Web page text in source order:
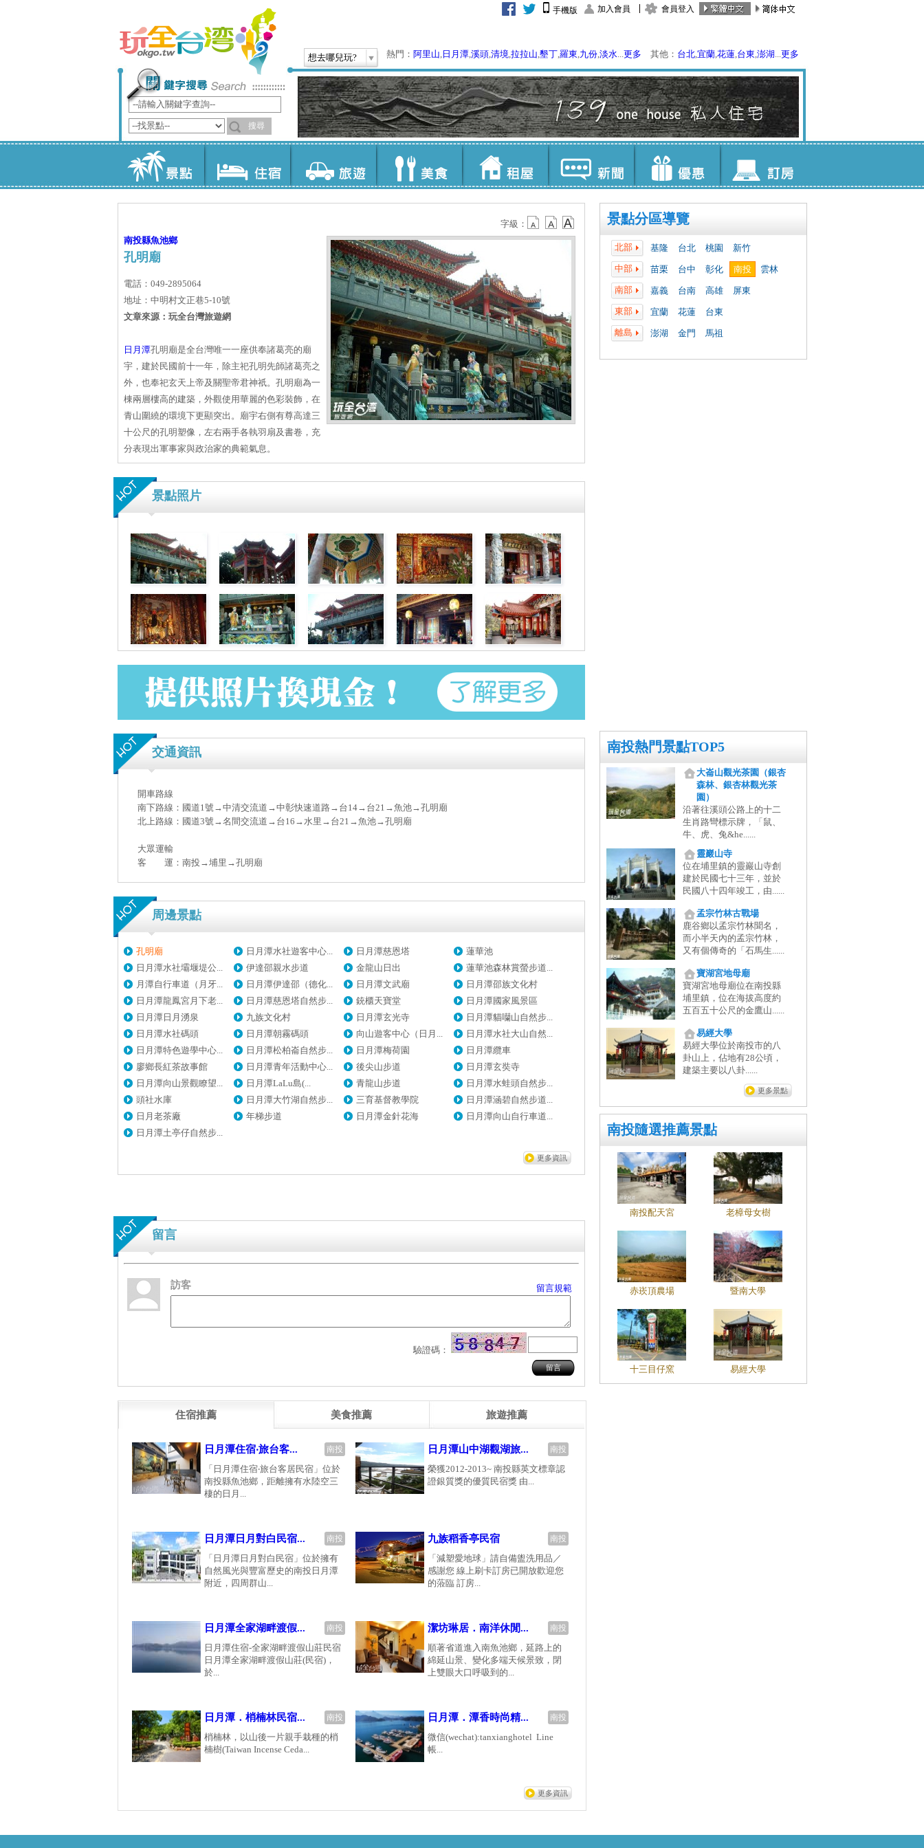
手機版 加入會員 會員登入
想去哪兒玩? 熱門： 阿里山, 日月潭,溪頭,清境,拉拉山,墾丁,羅東,九份,淡水...更多 其他： 台北,宜蘭,花蓮,台東,澎湖...更多
景點分區導覽
北部 基隆 台北 桃園
新竹
中部
苗栗 台中 彰化 南投
雲林
南部
嘉義 台南 高雄
屏東
東部
宜蘭 花蓮
台東
離島
澎湖 金門 馬祖
南投熱門景點TOP5
大崙山觀光茶園（銀杏
森林、銀杏林觀光茶
園）
沿著往溪頭公路上的十二
生肖路彎標示牌，「鼠、
牛、虎、兔&he......
靈巖山寺
位在埔里鎮的靈巖山寺創
建於民國七十三年，並於
民國八十四年竣工，由......
孟宗竹林古戰場
鹿谷鄉以孟宗竹林聞名，
而小半天內的孟宗竹林，
又有個傳奇的「石馬生......
寶湖宮地母廟
寶湖宮地母廟位在南投縣
埔里鎮，位在海拔高度約
五百五十公尺的金鷹山......
易經大學
易經大學位於南投市的八
卦山上，佔地有28公頃，
建築主要以八卦......
更多景點
南投隨選推薦景點
南投配天宮 老樟母女樹
赤崁頂農場 暨南大學
十三目仔窯 易經大學
字級：
南投縣魚池鄉
孔明廟
電話：049-2895064
地址：中明村文正巷5-10號
文章來源：玩全台灣旅遊網
日月潭孔明廟是全台灣唯一一座供奉諸葛亮的廟
宇，建於民國前十一年，除主祀孔明先師諸葛亮之
外，也奉祀玄天上帝及關聖帝君神祇。孔明廟為一
棟兩層樓高的建築，外觀使用華麗的色彩裝飾，在
青山圍繞的環境下更顯突出。廟宇右側有尊高達三
十公尺的孔明塑像，左右兩手各執羽扇及書卷，充
分表現出軍事家與政治家的典範氣息。
景點照片
交通資訊
開車路線
南下路線：國道1號→中清交流道→中彰快速道路→台14→台21→魚池→孔明廟
北上路線：國道3號→名間交流道→台16→水里→台21→魚池→孔明廟
大眾運輸
客 運：南投→埔里→孔明廟
周邊景點
孔明廟 日月潭水社遊客中心... 日月潭慈恩塔
蓮華池
日月潭水社壩堰堤公...
伊達邵親水步道 金龍山日出
蓮華池森林賞螢步道...
月潭自行車道（月牙...
日月潭伊達邵（德化... 日月潭文武廟
日月潭邵族文化村
日月潭龍鳳宮月下老...
日月潭慈恩塔自然步... 銃櫃天寶堂
日月潭國家風景區
日月潭日月湧泉
九族文化村 日月潭玄光寺
日月潭貓囒山自然步...
日月潭水社碼頭
日月潭朝霧碼頭 向山遊客中心（日月...
日月潭水社大山自然...
日月潭特色遊學中心...
日月潭松柏崙自然步... 日月潭梅荷園
日月潭纜車
廖鄉長紅茶故事館
日月潭青年活動中心... 後尖山步道
日月潭玄奘寺
日月潭向山景觀瞭望...
日月潭LaLu島(... 青龍山步道
日月潭水蛙頭自然步...
頭社水庫
日月潭大竹湖自然步... 三育基督教學院
日月潭涵碧自然步道...
日月老茶廠
年梯步道 日月潭金針花海
日月潭向山自行車道...
日月潭土亭仔自然步...
更多資訊
留言
訪客 留言規範
驗證碼：
住宿推薦 美食推薦 旅遊推薦
南投
日月潭住宿‧旅台客...
「日月潭住宿‧旅台客居民宿」位於
南投縣魚池鄉，距離擁有水陸空三
棲的日月...
南投
日月潭山中湖觀湖旅...
榮獲2012-2013~ 南投縣英文標章認
證銀質獎的優質民宿獎 由...
南投
日月潭日月對白民宿...
「日月潭日月對白民宿」位於擁有
自然風光與豐富歷史的南投日月潭
附近，四周群山...
南投
九族稻香亭民宿
「減塑愛地球」請自備盥洗用品／
感謝您 線上刷卡訂房已開放歡迎您
的蒞臨 訂房...
南投
日月潭全家湖畔渡假...
日月潭住宿-全家湖畔渡假山莊民宿
日月潭全家湖畔渡假山莊(民宿)，
於...
南投
潔坊琳居．南洋休閒...
順著省道進入南魚池鄉，延路上的
綿延山景、變化多端天候景致，閉
上雙眼大口呼吸到的...
南投
日月潭．梢楠林民宿...
梢楠林，以山後一片親手栽種的梢
楠樹(Taiwan Incense Ceda...
南投
日月潭．潭香時尚精...
微信(wechat):tanxianghotel Line
帳...
更多資訊